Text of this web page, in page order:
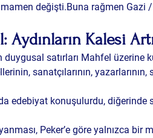
değişti.Buna rağmen Gazi
Aydınların Kalesi
duygusal satırları Mahfel üzerine
sanatçılarının,
edebiyat konuşulurdu, diğerinde
Peker’e göre yalnızca bir